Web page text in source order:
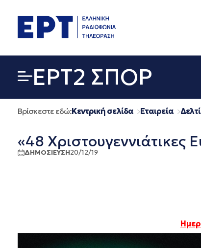
περιεχόμενο
EΡΤ2 ΣΠΟΡ
Βρίσκεστε εδώ:Κεντρική σελίδα Εταιρεία
«48 Χριστουγεννιάτικες
ΔΗΜΟΣΙΕΥΣΗ20/12/19